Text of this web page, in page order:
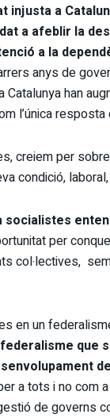
injusta a
a afeblir la
a la
anys de
Catalunya han
l’única
creiem per
condició,
socialistes
per
col·lectives,
en un
que
a tots i no com
de governs